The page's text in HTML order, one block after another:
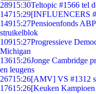
28915:30Teltopic #1566 tel
14715:29[INFLUENCERS
14915:27Pensioenfonds
struikelblok
10915:27Progressieve
Michigan
13615:26Jonge Cambridge
en leugens
26715:26[AMV] VS #1312
17615:26[Keuken